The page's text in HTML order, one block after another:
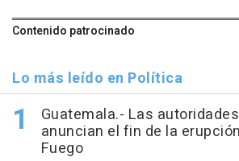
Contenido patrocinado
Lo más leído en Política
Guatemala.- Las
anuncian el fin de la
Fuego